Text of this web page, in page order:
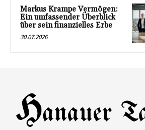
Markus Krampe Vermögen:
Ein umfassender Überblick
über sein finanzielles Erbe
30.07.2026